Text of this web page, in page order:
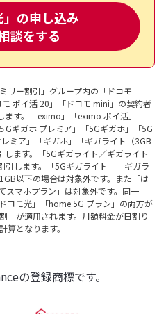
」の申し込み
談をする
リー割引」グループ内の「ドコモ
ポイ活 20」「ドコモ mini」の契約者
す。「eximo」「eximo ポイ活」
Gギガホ プレミア」「5Gギガホ」「5G
ミア」「ギガホ」「ギガライト（3GB
ます。「5Gギガライト／ギガライト
引します。「5Gギガライト」「ギガラ
以下の場合は対象外です。また「は
スマホプラン」は対象外です。同一
コモ光」「home 5G プラン」の両方が
」が適用されます。月額料金が日割り
算となります。
の登録商標です。